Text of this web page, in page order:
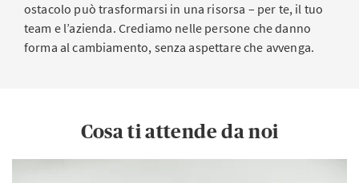
ostacolo può trasformarsi in una risorsa – per te, il tuo
team e l’azienda. Crediamo nelle persone che danno
forma al cambiamento, senza aspettare che avvenga.
Cosa ti attende da noi